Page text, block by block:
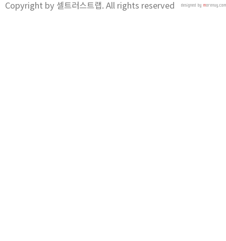
Copyright by 셀트러스트랩. All rights reserved